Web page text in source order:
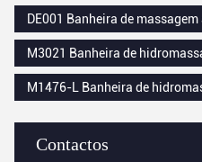
Contactos
DE001 Banheira de
M3021 Banheira de
M1476-L Banheira de